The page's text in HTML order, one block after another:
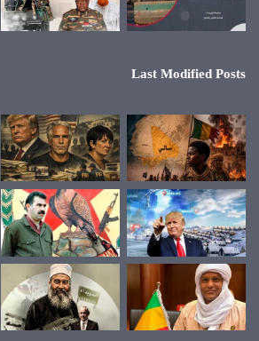
Last Modified Posts